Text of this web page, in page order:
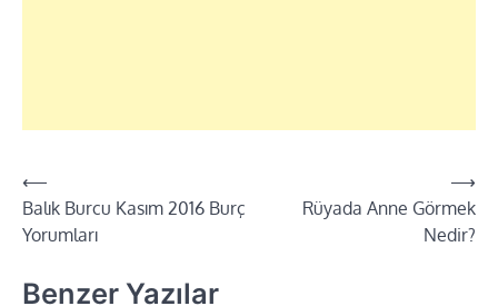
Yazı
dolaşımı
⟵
Balık Burcu Kasım 2016 Burç
Yorumları
Rüyada Anne Görmek
Nedir?
⟶
Benzer Yazılar